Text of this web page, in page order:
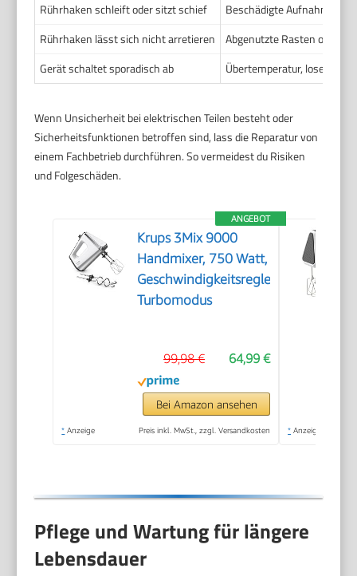
Rührhaken schleift oder sitzt schief
Beschädigte Aufnahme,
Rührhaken lässt sich nicht arretieren
Abgenutzte Rasten oder
Gerät schaltet sporadisch ab
Übertemperatur, lose
Wenn Unsicherheit bei elektrischen Teilen besteht oder
Sicherheitsfunktionen betroffen sind, lass die Reparatur von
einem Fachbetrieb durchführen. So vermeidest du Risiken
und Folgeschäden.
ANGEBOT
Krups 3Mix 9000
Handmixer, 750 Watt,
Geschwindigkeitsregler,
Turbomodus
64,99 €
99,98 €
Bei Amazon ansehen
* Anzeige Preis inkl. MwSt., zzgl. Versandkosten * Anzeige
Pflege und Wartung für längere
Lebensdauer